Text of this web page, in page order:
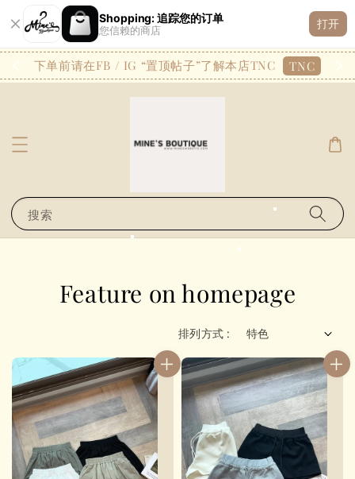
Shopping: 追踪您的订单
您信赖的商店
打开
下单前请在FB / IG “置顶帖子”了解本店TNC TNC
搜索
Feature on homepage
排列方式 :
有人已購買了
2 天前